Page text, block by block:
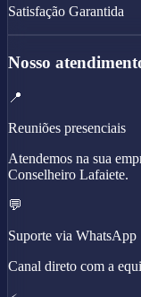
Satisfação Garantida
Nosso
📍
Reuniões presenciais
Atendemos na sua
Conselheiro Lafaiete.
💬
Suporte via WhatsApp
Canal direto com a